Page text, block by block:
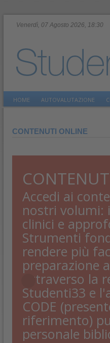
Venerdì, 07 Agosto 2026, 18:30
HOME AUTOVALUTAZIONE
CONTENUTI ONLINE
Accedi ai
nostri volumi:
clinici e
Strumenti
rendere più
preparazione
Attraverso la
Studenti33 e
CODE
riferimento)
personale